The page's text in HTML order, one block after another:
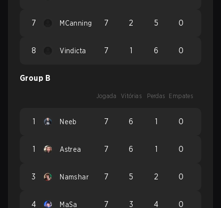
7 MCanning 7 2 5 0
8 Vindicta 7 1 6 0
Group B
Jogada Vitórias Perdas Empates
1 Neeb 7 6 1 0
1 Astrea 7 6 1 0
3 Namshar 7 5 2 0
4 MaSa 7 3 4 0